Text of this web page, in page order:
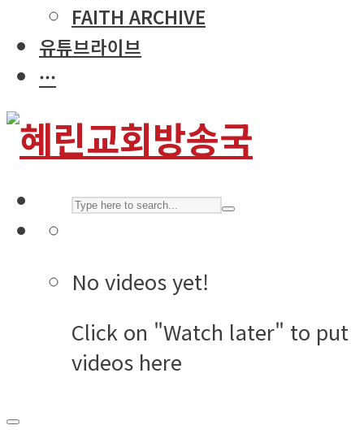
FAITH ARCHIVE
유튜브라이브
···
No videos yet!
Click on "Watch later" to put
videos here